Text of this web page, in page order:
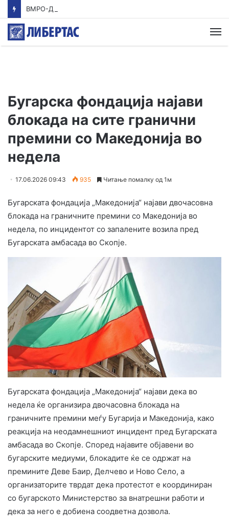
Бугарска фондација најави
блокада на сите гранични
премини со Македонија во
недела
17.06.2026 09:43 935 Читање помалку од 1м
Бугарската фондација „Македонија“ најави двочасовна
блокада на граничните премини со Македонија во
недела, по инцидентот со запалените возила пред
Бугарската амбасада во Скопје.
Бугарската фондација „Македонија“ најави дека во
недела ќе организира двочасовна блокада на
граничните премини меѓу Бугарија и Македонија, како
реакција на неодамнешниот инцидент пред Бугарската
амбасада во Скопје. Според најавите објавени во
бугарските медиуми, блокадите ќе се одржат на
премините Деве Баир, Делчево и Ново Село, а
организаторите тврдат дека протестот е координиран
со бугарското Министерство за внатрешни работи и
дека за него е добиена соодветна дозвола.